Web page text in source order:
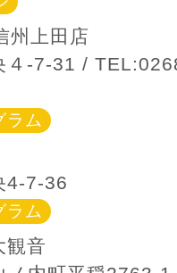
州上田店
４-7-31 /
ラム
4-7-36
ラム
観音